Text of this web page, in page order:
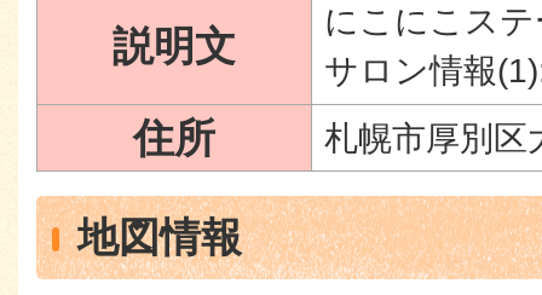
説明文
にこにこス
サロン情報
住所 札幌市厚別区
地図情報